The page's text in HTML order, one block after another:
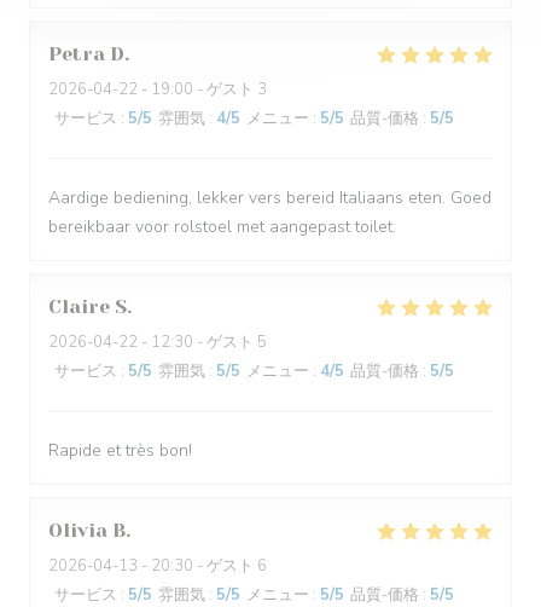
Petra D
2026-04-22 - 19:00 - ゲスト 3
サービス : 5/5 雰囲気 : 4/5 メニュー : 5/5 品質-価格 : 5/5
Aardige bediening, lekker vers bereid Italiaans eten. Goed
bereikbaar voor rolstoel met aangepast toilet.
Claire S
2026-04-22 - 12:30 - ゲスト 5
サービス : 5/5 雰囲気 : 5/5 メニュー : 4/5 品質-価格 : 5/5
Rapide et très bon!
Olivia B
2026-04-13 - 20:30 - ゲスト 6
サービス : 5/5 雰囲気 : 5/5 メニュー : 5/5 品質-価格 : 5/5